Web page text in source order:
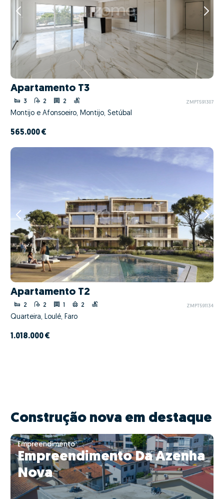
Apartamento T3
3 2 2 ZMPT591307
Montijo e Afonsoeiro, Montijo, Setúbal
565.000 €
Apartamento T2
2 2 2 ZMPT591134
Quarteira, Loulé, Faro
1.018.000 €
Construção nova em destaque
Empreendimento
Empreendimento Da Azenha
Nova